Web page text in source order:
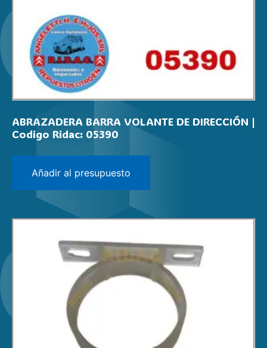
3CV
MEHARI
AK400
AMI 8
DYANE
SUPER AMERICA
IES FURGON
R4
Sección
1- Motor
2- Encendido
3- Caja de Cambios / Transmisión
4- Frenos, Dirección y Suspensión
6- Carroceria, Puertas y Ventanas
7- Interior
8- Accesorios
9- Piezas de Recambio
ABRAZADERA BARRA VOLANTE DE DIRECCIÓN |
Codigo Ridac: 05390
Añadir al presupuesto